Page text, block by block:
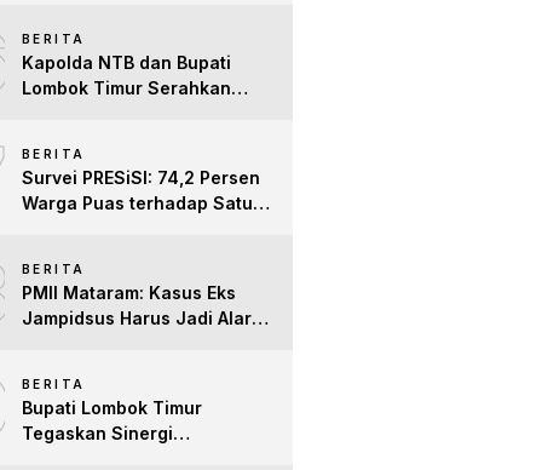
Terpenuhi
BERITA
Kapolda NTB dan Bupati
Lombok Timur Serahkan
Kepedulian Sosial
BERITA
Survei PRESiSI: 74,2 Persen
Warga Puas terhadap Satu
BERITA
PMII Mataram: Kasus Eks
Jampidsus Harus Jadi Alarm
BERITA
Bupati Lombok Timur
Tegaskan Sinergi